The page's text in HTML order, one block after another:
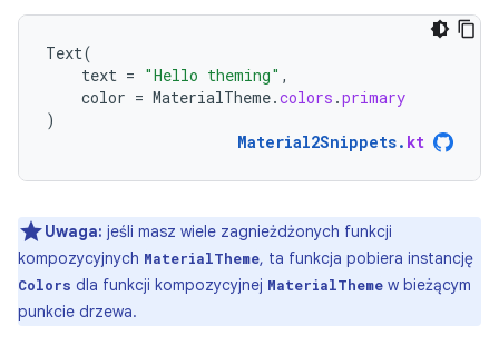
Text(
text = "Hello theming" ,
color = MaterialTheme.colors .primary
)
Material2Snippets. kt
Uwaga: jeśli masz wiele zagnieżdżonych funkcji
kompozycyjnych MaterialTheme, ta funkcja pobiera instancję
Colors dla funkcji kompozycyjnej MaterialTheme w bieżącym
punkcie drzewa.